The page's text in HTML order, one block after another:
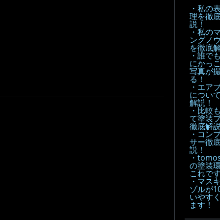
・私の
理を徹
説！
・私の
ングノ
を徹底
・誰で
にかっ
写真が
る！
・エア
につい
解説！
・比較
て塗装
徹底解
・コン
サー徹
説！
・
の塗装
これで
・マス
ゾルが
いやす
ます！